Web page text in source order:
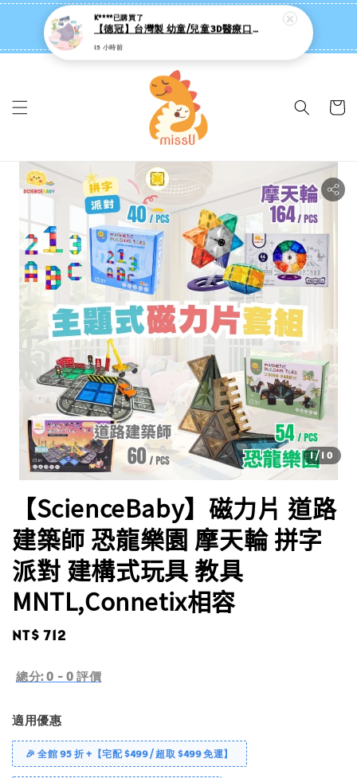
missU 迷思悠官方旗艦店 ❤️ 迷粉招募中
👉點我【追蹤社群送 $20 】
1/10
【ScienceBaby】磁力片 道路
建築師 恐龍樂園 摩天輪 拼字
派對 建構式玩具 教具
MNTL,Connetix相容
Regular
NT$ 712
總分:0 - 0 評價
適用優惠
🎉 全館 95 折 +【宅配 $499 / 超取 $499 免運】